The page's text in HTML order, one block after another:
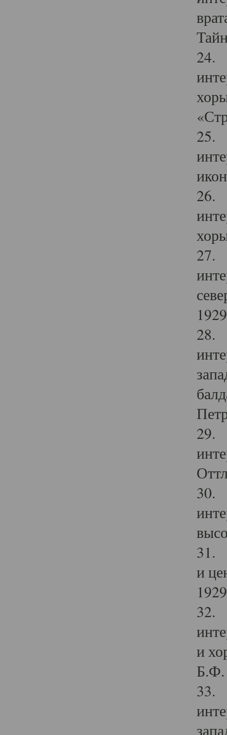
24.
25.
26.
27.
28.
29.
30.
31.
и
32.
и
Б.Ф.
33.